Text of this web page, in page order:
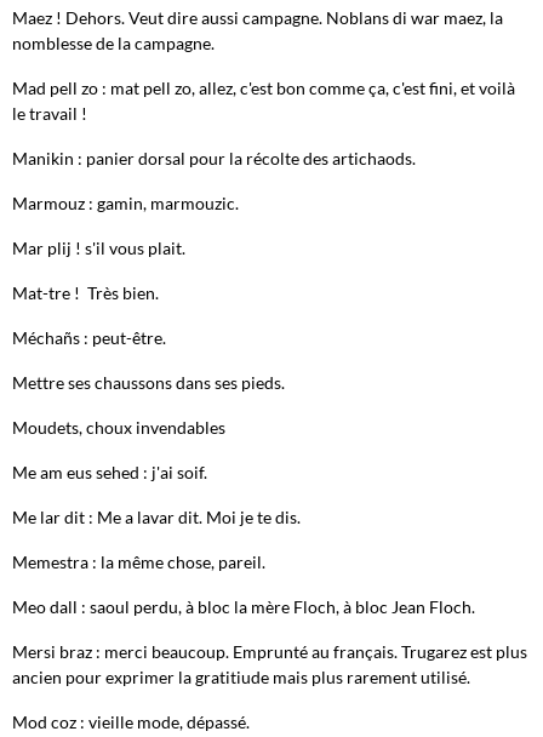
Maez ! Dehors. Veut dire aussi campagne. Noblans di war maez, la
nomblesse de la campagne.
Mad pell zo : mat pell zo, allez, c'est bon comme ça, c'est fini, et voilà
le travail !
Manikin : panier dorsal pour la récolte des artichaods.
Marmouz : gamin, marmouzic.
Mar plij ! s'il vous plait.
Mat-tre ! Très bien.
Méchañs : peut-être.
Mettre ses chaussons dans ses pieds.
Moudets, choux invendables
Me am eus sehed : j'ai soif.
Me lar dit : Me a lavar dit. Moi je te dis.
Memestra : la même chose, pareil.
Meo dall : saoul perdu, à bloc la mère Floch, à bloc Jean Floch.
Mersi braz : merci beaucoup. Emprunté au français. Trugarez est plus
ancien pour exprimer la gratitiude mais plus rarement utilisé.
Mod coz : vieille mode, dépassé.